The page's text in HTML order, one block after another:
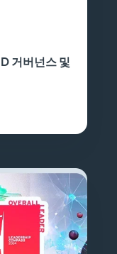
거버넌스 및